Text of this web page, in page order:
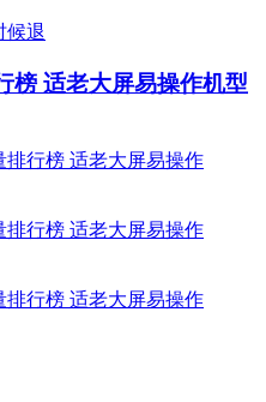
榜 适老大屏易操作机型